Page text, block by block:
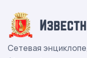
Сетевая